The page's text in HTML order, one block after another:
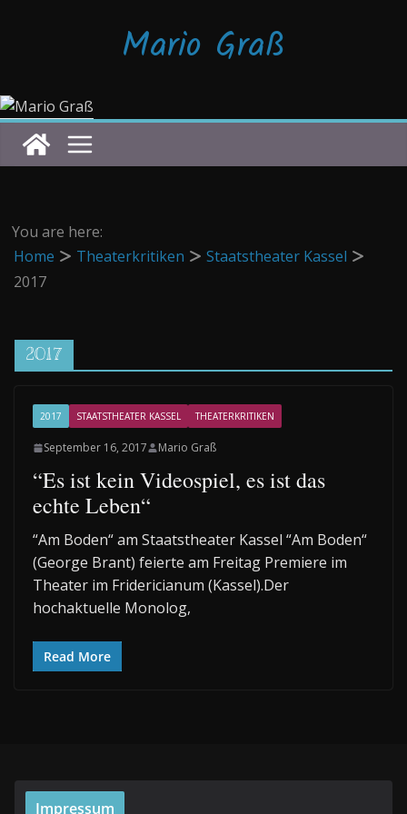
Mario Graß
You are here:
Home
Theaterkritiken
Staatstheater Kassel
2017
2017
2017 STAATSTHEATER KASSEL THEATERKRITIKEN
September 16, 2017 Mario Graß
“Es ist kein Videospiel, es ist das
echte Leben“
“Am Boden“ am Staatstheater Kassel “Am Boden“
(George Brant) feierte am Freitag Premiere im
Theater im Fridericianum (Kassel).Der
hochaktuelle Monolog,
Read More
Impressum